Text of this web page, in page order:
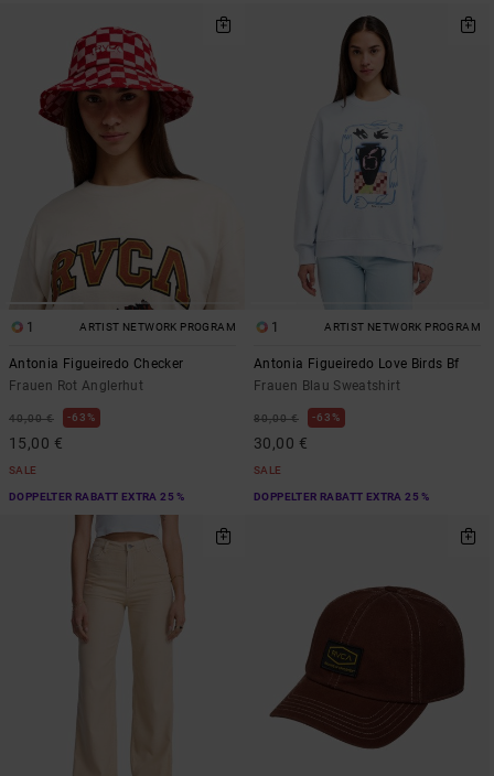
1 ARTIST NETWORK PROGRAM
Antonia Figueiredo Checker
Frauen Rot Anglerhut
40,00 € 63%
15,00 €
SALE
DOPPELTER RABATT EXTRA 25 %
1 ARTIST NETWORK PROGRAM
Antonia Figueiredo Love Birds Bf
Frauen Blau Sweatshirt
80,00 € 63%
30,00 €
SALE
DOPPELTER RABATT EXTRA 25 %